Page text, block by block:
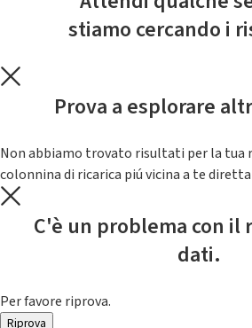
stiamo cercando i
Prova a esplorare
Non abbiamo trovato risultati per la tua
colonnina di ricarica piú vicina a te
C'è un problema con il
dati.
Per favore riprova.
Riprova